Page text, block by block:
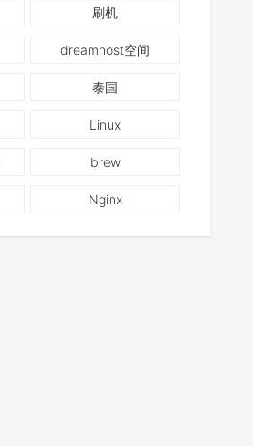
刷机
dreamhost空间
泰国
Linux
brew
Nginx